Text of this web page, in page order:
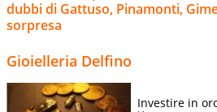
dubbi di Gattuso, Pinamonti,
sorpresa
Gioielleria Delfino
Investire in